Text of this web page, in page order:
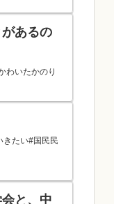
あるの
わいたかのり
きたい#国民民
と、中